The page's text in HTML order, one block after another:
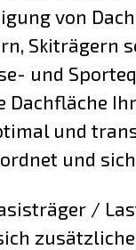
von
Skiträgern
und
Dachfläche
und
und
/